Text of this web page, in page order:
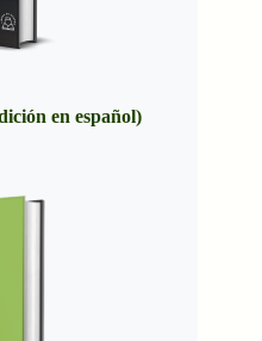
en español)